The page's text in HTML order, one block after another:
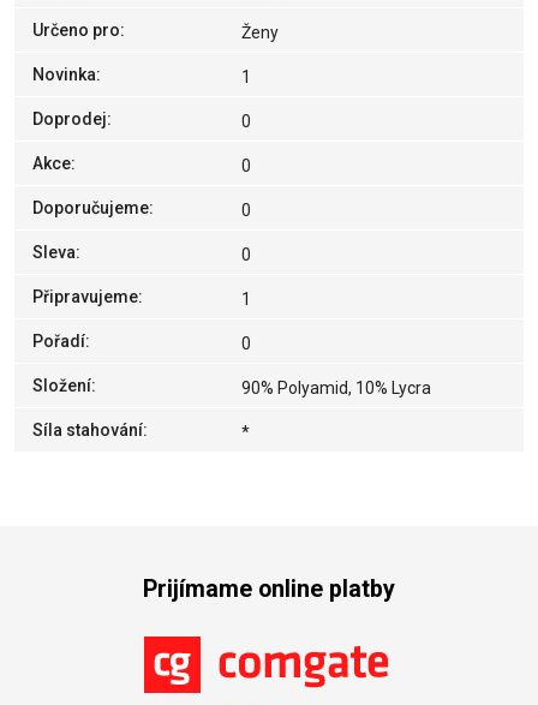
Určeno pro: Ženy
Novinka: 1
Doprodej: 0
Akce: 0
Doporučujeme: 0
Sleva: 0
Připravujeme: 1
Pořadí: 0
Složení: 90% Polyamid, 10% Lycra
Síla stahování: *
Prijímame online platby